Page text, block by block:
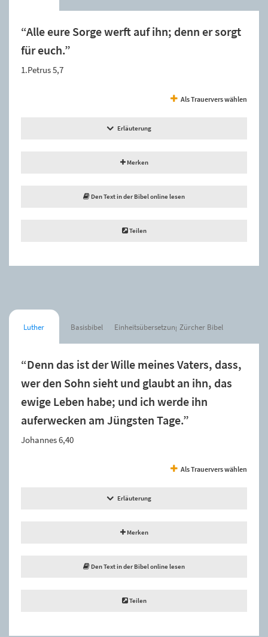
“Alle eure Sorge werft auf ihn; denn er sorgt
für euch.”
1.Petrus 5,7
Als Trauervers wählen
Erläuterung
Merken
Den Text in der Bibel online lesen
Teilen
Luther Basisbibel Einheitsübersetzung Zürcher Bibel
“Denn das ist der Wille meines Vaters, dass,
wer den Sohn sieht und glaubt an ihn, das
ewige Leben habe; und ich werde ihn
auferwecken am Jüngsten Tage.”
Johannes 6,40
Als Trauervers wählen
Erläuterung
Merken
Den Text in der Bibel online lesen
Teilen